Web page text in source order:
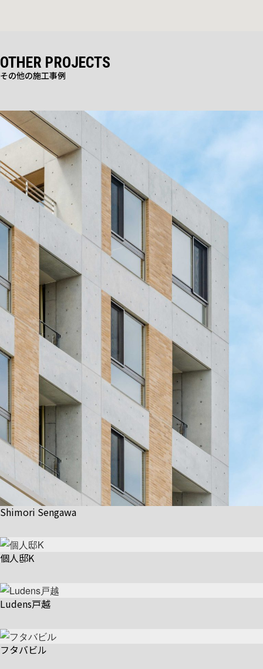
OTHER PROJECTS
その他の施工事例
Shimori Sengawa
個人邸K
Ludens戸越
フタバビル